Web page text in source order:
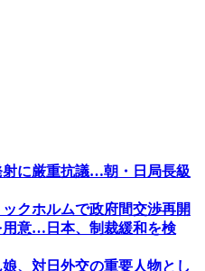
射に厳重抗議…朝・日局長級
クホルムで政府間交渉再開
用意…日本、制裁緩和を検
、対日外交の重要人物とし